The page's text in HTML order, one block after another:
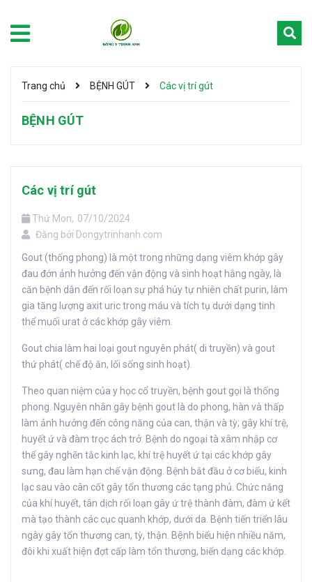
Trang chủ BỆNH GÚT Các vị trí gút
BỆNH GÚT
Các vị trí gút
Thứ Mon, 07/10/2024
Đăng bởi Dongytrinhanh.com
Gout (thống phong) là một trong những dạng viêm khớp gây
đau đớn ảnh hưởng đến vận động và sinh hoạt hằng ngày, là
căn bệnh dẫn đến rối loạn sự phá hủy tự nhiên chất purin, làm
gia tăng lượng axit uric trong máu và tích tụ dưới dạng tinh
thể muối urat ở các khớp gây viêm.
Gout chia làm hai loại gout nguyên phát( di truyền) và gout
thứ phát( chế độ ăn, lối sống sinh hoạt).
Theo quan niệm của y học cổ truyền, bệnh gout gọi là thống
phong. Nguyên nhân gây bệnh gout là do phong, hàn và thấp
làm ảnh hưởng đến công năng của can, thận và tỳ; gây khí trệ,
huyết ứ và đàm trọc ách trở. Bệnh do ngoại tà xâm nhập cơ
thể gây nghẽn tắc kinh lạc, khí trệ huyết ứ tại các khớp gây
sưng, đau làm hạn chế vận động. Bệnh bắt đầu ở cơ biểu, kinh
lạc sau vào cân cốt gây tổn thương các tạng phủ. Chức năng
của khí huyết, tân dịch rối loạn gây ứ trệ thành đàm, đàm ứ kết
mà tạo thành các cục quanh khớp, dưới da. Bệnh tiến triển lâu
ngày gây tổn thương can, tỳ, thận. Bệnh biểu hiện nhiều năm,
đôi khi xuất hiện đợt cấp làm tổn thương, biến dạng các khớp.